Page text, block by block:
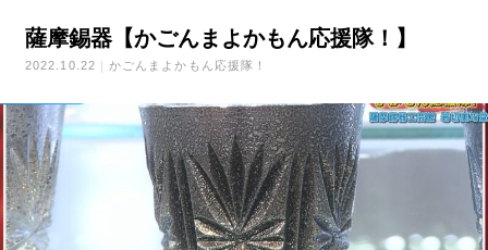
薩摩錫器【かごんまよかもん応援隊！】
2022.10.22 かごんまよかもん応援隊！